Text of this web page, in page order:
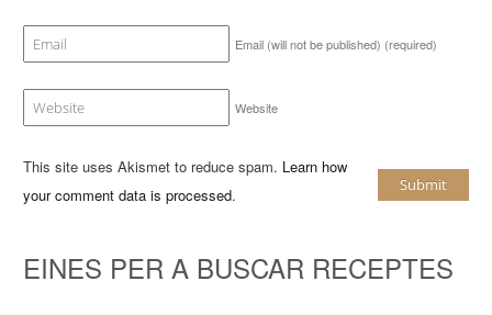
Email (will not be published) (required)
Website
This site uses Akismet to reduce spam. Learn how
your comment data is processed.
EINES PER A BUSCAR RECEPTES